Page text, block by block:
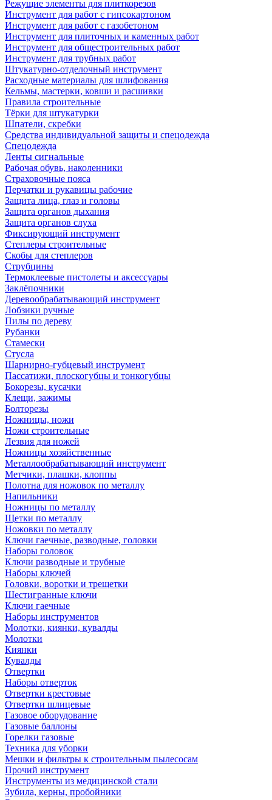
Режущие элементы для плиткорезов
Инструмент для работ с гипсокартоном
Инструмент для работ с газобетоном
Инструмент для плиточных и каменных работ
Инструмент для общестроительных работ
Инструмент для трубных работ
Штукатурно-отделочный инструмент
Расходные материалы для шлифования
Кельмы, мастерки, ковши и расшивки
Правила строительные
Тёрки для штукатурки
Шпатели, скребки
Средства индивидуальной защиты и спецодежда
Спецодежда
Ленты сигнальные
Рабочая обувь, наколенники
Страховочные пояса
Перчатки и рукавицы рабочие
Защита лица, глаз и головы
Защита органов дыхания
Защита органов слуха
Фиксирующий инструмент
Степлеры строительные
Скобы для степлеров
Струбцины
Термоклеевые пистолеты и аксессуары
Заклёпочники
Деревообрабатывающий инструмент
Лобзики ручные
Пилы по дереву
Рубанки
Стамески
Стусла
Шарнирно-губцевый инструмент
Пассатижи, плоскогубцы и тонкогубцы
Бокорезы, кусачки
Клещи, зажимы
Болторезы
Ножницы, ножи
Ножи строительные
Лезвия для ножей
Ножницы хозяйственные
Металлообрабатывающий инструмент
Метчики, плашки, клоппы
Полотна для ножовок по металлу
Напильники
Ножницы по металлу
Щетки по металлу
Ножовки по металлу
Ключи гаечные, разводные, головки
Наборы головок
Ключи разводные и трубные
Наборы ключей
Головки, воротки и трещетки
Шестигранные ключи
Ключи гаечные
Наборы инструментов
Молотки, киянки, кувалды
Молотки
Киянки
Кувалды
Отвертки
Наборы отверток
Отвертки крестовые
Отвертки шлицевые
Газовое оборудование
Газовые баллоны
Горелки газовые
Техника для уборки
Мешки и фильтры к строительным пылесосам
Прочий инструмент
Инструменты из медицинской стали
Зубила, керны, пробойники